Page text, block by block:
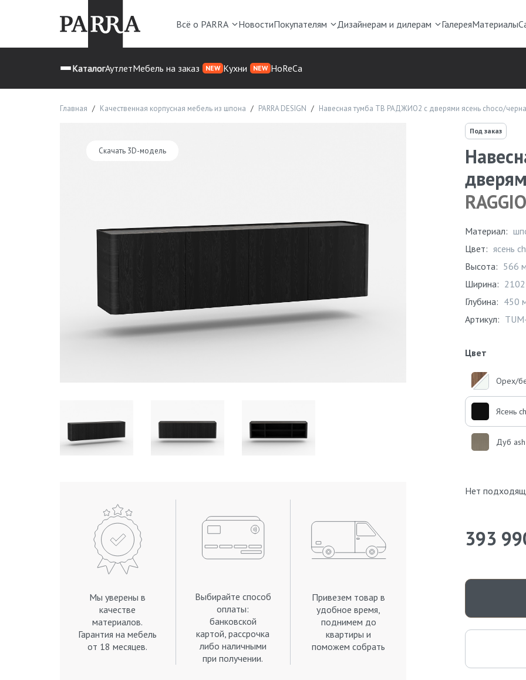
Всё о PARRA НовостиПокупателям Дизайнерам и дилерам ГалереяМатериалы
КаталогАутлетМебель на заказ NEW Кухни NEW HoReCa
Главная Качественная корпусная мебель из шпона PARRA DESIGN Навесная тумба ТВ РАДЖИО2 с дверями ясень choco/
Скачать 3D-модель
Мы уверены в
качестве
материалов.
Гарантия на мебель
от 18 месяцев.
Выбирайте способ
оплаты:
банковской
картой, рассрочка
либо наличными
при получении.
Привезем товар в
удобное время,
поднимем до
квартиры и
поможем собрать
Под заказ
Материал:
Цвет: ясень
Высота: 566
Ширина:
Глубина: 450
Артикул:
Цвет
Орех/
Ясень
Дуб
Нет
393